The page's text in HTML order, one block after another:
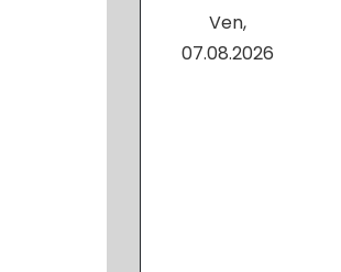
Ven,
07.08.2026